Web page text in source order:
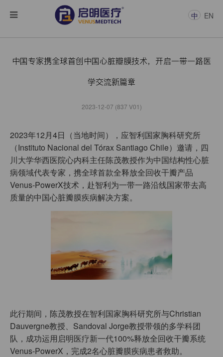
中 EN
中国专家携全球首创中国心脏瓣膜技术，开启一带一路医
学交流新篇章
2023-12-07 (837 V01)
2023年12月4日（当地时间），应智利国家胸科研究所
（Instituto Nacional del Tórax Santiago Chile）邀请，四
川大学华西医院心内科主任陈茂教授作为中国结构性心脏
病领域代表专家，携全球首款全释放全回收干瓣产品
Venus-PowerX技术，赴智利为一带一路沿线国家带去高
质量的中国心脏瓣膜疾病解决方案。
此行期间，陈茂教授在智利国家胸科研究所与Christian
Dauvergne教授、Sandoval Jorge教授带领的多学科团
队，成功运用启明医疗新一代100%释放全回收干瓣系统
Venus-PowerX，完成2名心脏瓣膜疾病患者救助。